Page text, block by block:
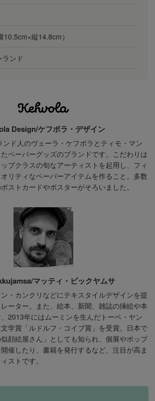
10.5cm×縦14.8cm）
ランド
Design/ケフボラ・デザイン
ド人のヴェーラ・ケフボラとティモ・マン
ペーパーグッズのブランドです。こだわりは
プクラスの旬なアーティストを起用し、フィ
リティなペーパーアイテムを作ること。多数
ストカードやポスターがそろいました。
マッティ・ピックヤムサ
・カンクリなどにテキスタイルデザインを提
ーター。また、絵本、新聞、雑誌の挿絵や本
2013年にはムーミンを生んだトーベ・ヤン
学賞「ルドルフ・コイブ賞」を受賞。日本で
顔絵屋さん」としても知られ、個展やポップ
催したり、書籍を発行するなど、注目が高ま
ストです。